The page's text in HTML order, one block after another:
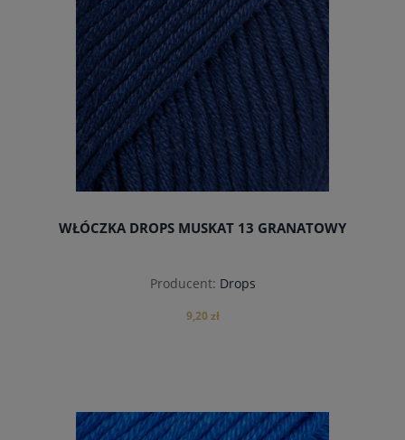
WŁÓCZKA DROPS MUSKAT 13 GRANATOWY
Producent: Drops
9,20 zł
do koszyka